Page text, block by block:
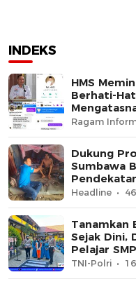
INDEKS
HMS
Berhati-
Ragam
Dukung
Sumbawa
Headline
Tanamkan
Sejak Dini,
Pelajar
TNI-Polri